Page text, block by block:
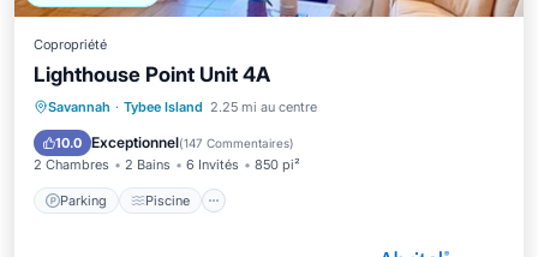
Copropriété
Lighthouse Point Unit 4A
Savannah · Tybee Island 2.25 mi au centre
10.0 Exceptionnel(147 Commentaires)
2 Chambres 2 Bains 6 Invités 850 pi²
Parking Piscine
Parking Piscine
Vue sur l’océan
Balcon/Terrasse